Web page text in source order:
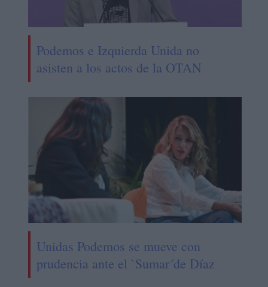
Podemos e Izquierda Unida no
asisten a los actos de la OTAN
Unidas Podemos se mueve con
prudencia ante el `Sumar´de Díaz